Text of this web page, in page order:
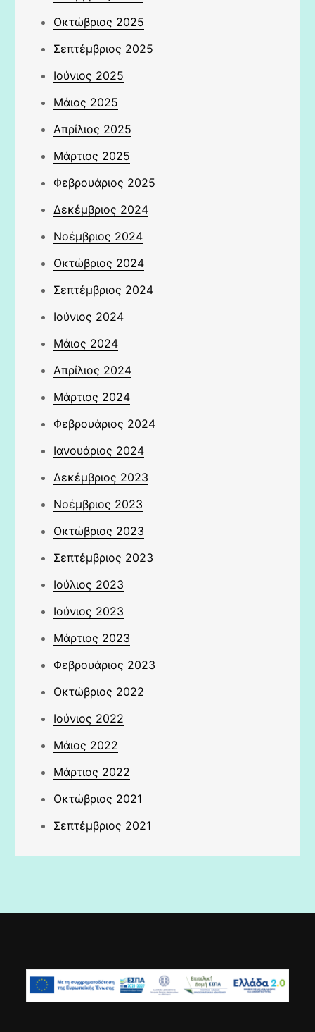
Οκτώβριος 2025
Σεπτέμβριος 2025
Ιούνιος 2025
Μάιος 2025
Απρίλιος 2025
Μάρτιος 2025
Φεβρουάριος 2025
Δεκέμβριος 2024
Νοέμβριος 2024
Οκτώβριος 2024
Σεπτέμβριος 2024
Ιούνιος 2024
Μάιος 2024
Απρίλιος 2024
Μάρτιος 2024
Φεβρουάριος 2024
Ιανουάριος 2024
Δεκέμβριος 2023
Νοέμβριος 2023
Οκτώβριος 2023
Σεπτέμβριος 2023
Ιούλιος 2023
Ιούνιος 2023
Μάρτιος 2023
Φεβρουάριος 2023
Οκτώβριος 2022
Ιούνιος 2022
Μάιος 2022
Μάρτιος 2022
Οκτώβριος 2021
Σεπτέμβριος 2021